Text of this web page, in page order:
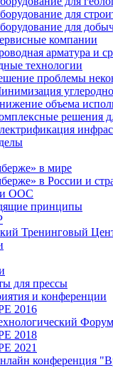
для
для
компании
арматура и
технологии
проблемы
объема
решения
в мире
в России и
ООС
принципы
Тренинговый
для прессы
и конференции
2016
2018
2021
конференция